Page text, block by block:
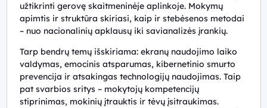
užtikrinti gerovę skaitmeninėje aplinkoje. Mokymų
apimtis ir struktūra skiriasi, kaip ir stebėsenos metodai
– nuo nacionalinių apklausų iki savianalizės įrankių.
Tarp bendrų temų išskiriama: ekranų naudojimo laiko
valdymas, emocinis atsparumas, kibernetinio smurto
prevencija ir atsakingas technologijų naudojimas. Taip
pat svarbios sritys – mokytojų kompetencijų
stiprinimas, mokinių įtrauktis ir tėvų įsitraukimas.